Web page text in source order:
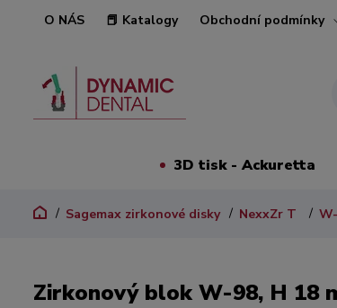
O NÁS 📕 Katalogy Obchodní podmínky
3D tisk - Ackuretta
Sagemax zirkonové disky NexxZr T
Zirkonový blok W-98, H 18